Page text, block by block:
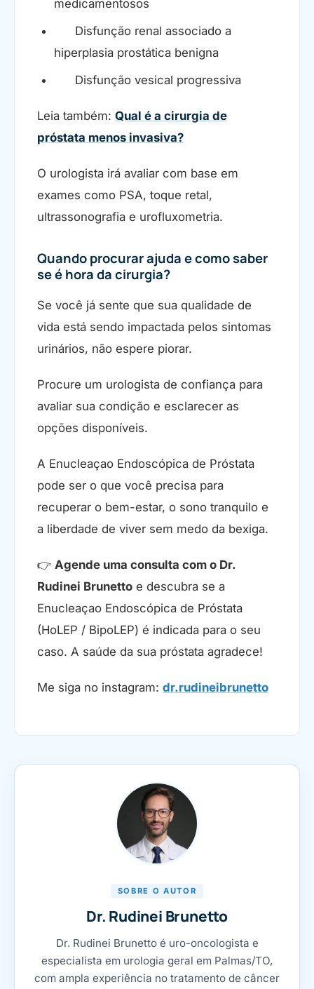
medicamentosos
Disfunção renal associado a
hiperplasia prostática benigna
Disfunção vesical progressiva
Leia também: Qual é a cirurgia de
próstata menos invasiva?
O urologista irá avaliar com base em
exames como PSA, toque retal,
ultrassonografia e urofluxometria.
Quando procurar ajuda e como saber
se é hora da cirurgia?
Se você já sente que sua qualidade de
vida está sendo impactada pelos sintomas
urinários, não espere piorar.
Procure um urologista de confiança para
avaliar sua condição e esclarecer as
opções disponíveis.
A Enucleaçao Endoscópica de Próstata
pode ser o que você precisa para
recuperar o bem-estar, o sono tranquilo e
a liberdade de viver sem medo da bexiga.
👉 Agende uma consulta com o Dr.
Rudinei Brunetto e descubra se a
Enucleaçao Endoscópica de Próstata
(HoLEP / BipoLEP) é indicada para o seu
caso. A saúde da sua próstata agradece!
Me siga no instagram: dr.rudineibrunetto
SOBRE O AUTOR
Dr. Rudinei Brunetto
Dr. Rudinei Brunetto é uro-oncologista e
especialista em urologia geral em Palmas/TO,
com ampla experiência no tratamento de câncer